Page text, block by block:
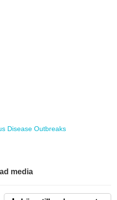
Disease Outbreaks
media